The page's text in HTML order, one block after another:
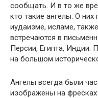
сообщать. И в то же
кто такие ангелы. О них
иудаизме, исламе,
встречаются в
Персии, Египта, Индии.
на большом
Ангелы всегда были
изображены на